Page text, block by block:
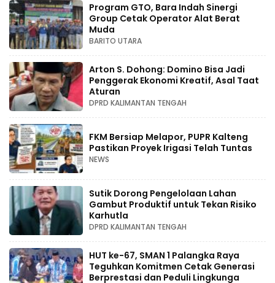
Program GTO, Bara Indah Sinergi
Group Cetak Operator Alat Berat
Muda
BARITO UTARA
Arton S. Dohong: Domino Bisa Jadi
Penggerak Ekonomi Kreatif, Asal Taat
Aturan
DPRD KALIMANTAN TENGAH
FKM Bersiap Melapor, PUPR Kalteng
Pastikan Proyek Irigasi Telah Tuntas
NEWS
Sutik Dorong Pengelolaan Lahan
Gambut Produktif untuk Tekan Risiko
Karhutla
DPRD KALIMANTAN TENGAH
HUT ke-67, SMAN 1 Palangka Raya
Teguhkan Komitmen Cetak Generasi
Berprestasi dan Peduli Lingkunga